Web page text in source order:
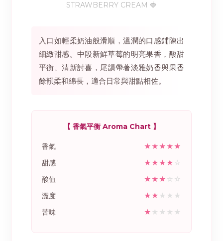
STRAWBERRY CREAM 🍓
入口如輕柔奶油般滑順，溫潤的口感鋪陳出
細緻甜感。中段新鮮草莓的明亮果香，酸甜
平衡、清新討喜，尾韻帶著淡雅奶香與果香
餘韻柔和綿長，適合日常與甜點相佐。
【 香氣平衡 Aroma Chart 】
香氣
★★★★★
甜感
★★★★ ☆
酸值
★★★ ☆☆
澀度
★★ ★★★
苦味
★ ★★★★